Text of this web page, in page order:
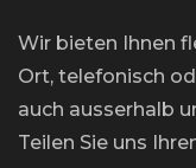
Wir bieten Ihnen
Ort, telefonisch
auch ausserhalb
Teilen Sie uns